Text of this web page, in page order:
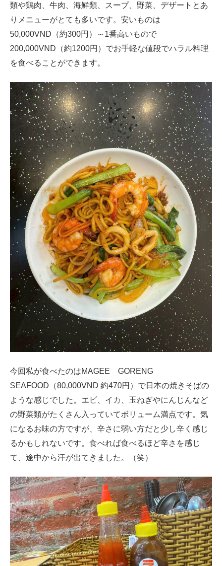
類や鶏肉、牛肉、海鮮類、スープ、野菜、デザートとあ
りメニューがとても多いです。安いものは
50,000VND（約300円）～1番高いもので
200,000VND（約1200円）でお手軽な値段でハラル料理
を食べることができます。
今回私が食べたのはMAGEE GORENG
SEAFOOD（80,000VND 約470円）で日本の焼きそばの
ような感じでした。エビ、イカ、玉ねぎやにんじんなど
の野菜類がたくさん入っていてボリューム満点です。気
になるお味の方ですが、辛さに弱い方だと少し辛く感じ
るかもしれないです。食べれば食べるほど辛さを感じ
て、途中から汗が出てきました。（笑）